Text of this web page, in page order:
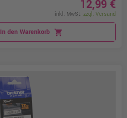
12,99 €
inkl. MwSt. zzgl. Versand
In den Warenkorb shopping_cart